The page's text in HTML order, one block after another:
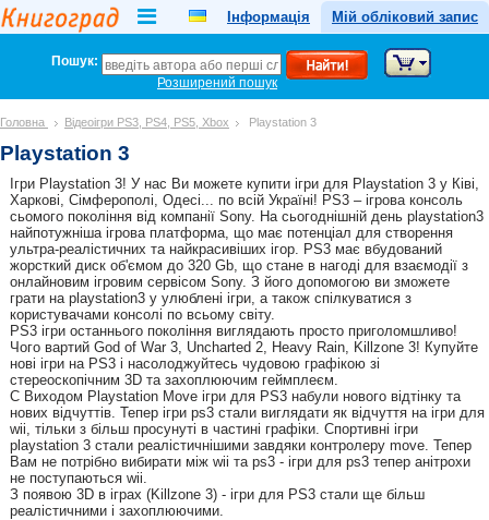
Інформація Мій обліковий запис
Пошук:
Розширений пошук
Головна Відеоігри PS3, PS4, PS5, Xbox Playstation 3
Playstation 3
Ігри Playstation 3! У нас Ви можете купити ігри для Playstation 3 у Ківі,
Харкові, Сімферополі, Одесі... по всій Україні! PS3 – ігрова консоль
сьомого покоління від компанії Sony. На сьогоднішній день playstation3
найпотужніша ігрова платформа, що має потенціал для створення
ультра-реалістичних та найкрасивіших ігор. PS3 має вбудований
жорсткий диск об'ємом до 320 Gb, що стане в нагоді для взаємодії з
онлайновим ігровим сервісом Sony. З його допомогою ви зможете
грати на playstation3 у улюблені ігри, а також спілкуватися з
користувачами консолі по всьому світу.
PS3 ігри останнього покоління виглядають просто приголомшливо!
Чого вартий God of War 3, Uncharted 2, Heavy Rain, Killzone 3! Купуйте
нові ігри на PS3 і насолоджуйтесь чудовою графікою зі
стереоскопічним 3D та захоплюючим геймплеєм.
C Виходом Playstation Move ігри для PS3 набули нового відтінку та
нових відчуттів. Тепер ігри ps3 стали виглядати як відчуття на ігри для
wii, тільки з більш просунуті в частині графіки. Спортивні ігри
playstation 3 стали реалістичнішими завдяки контролеру move. Тепер
Вам не потрібно вибирати між wii та ps3 - ігри для ps3 тепер анітрохи
не поступаються wii.
З появою 3D в іграх (Killzone 3) - ігри для PS3 стали ще більш
реалістичними і захоплюючими.